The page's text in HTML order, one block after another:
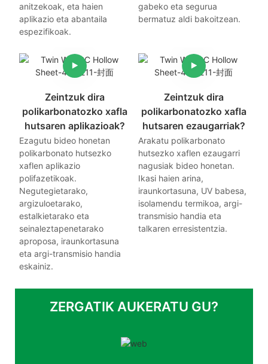
anitzekoak, eta haien
aplikazio eta abantaila
espezifikoak.
gabeko eta segurua
bermatuz aldi bakoitzean.
Zeintzuk dira
polikarbonatozko xafla
hutsaren aplikazioak?
Ezagutu bideo honetan
polikarbonato hutsezko
xaflen aplikazio
polifazetikoak.
Negutegietarako,
argizuloetarako,
estalkietarako eta
seinaleztapenetarako
aproposa, iraunkortasuna
eta argi-transmisio handia
eskainiz.
Zeintzuk dira
polikarbonatozko xafla
hutsaren ezaugarriak?
Arakatu polikarbonato
hutsezko xaflen ezaugarri
nagusiak bideo honetan.
Ikasi haien arina,
iraunkortasuna, UV babesa,
isolamendu termikoa, argi-
transmisio handia eta
talkaren erresistentzia.
ZERGATIK AUKERATU GU?